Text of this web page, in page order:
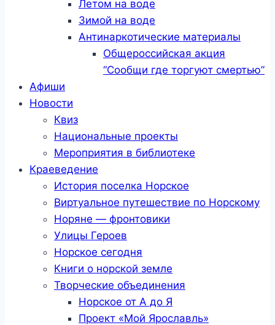
Летом на воде
Зимой на воде
Антинаркотические материалы
Общероссийская акция
“Сообщи где торгуют смертью”
Афиши
Новости
Квиз
Национальные проекты
Мероприятия в библиотеке
Краеведение
История поселка Норское
Виртуальное путешествие по Норскому
Норяне — фронтовики
Улицы Героев
Норское сегодня
Книги о норской земле
Творческие объединения
Норское от А до Я
Проект «Мой Ярославль»